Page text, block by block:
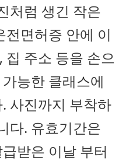
처럼 생긴 작은
면허증 안에 이
집 주소 등을 손으
능한 클래스에
사진까지 부착하
다. 유효기간은
받은 이날 부터